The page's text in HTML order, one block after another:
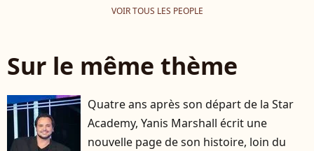
VOIR TOUS LES PEOPLE
Sur le même thème
Quatre ans après son départ de la Star
Academy, Yanis Marshall écrit une
nouvelle page de son histoire, loin du